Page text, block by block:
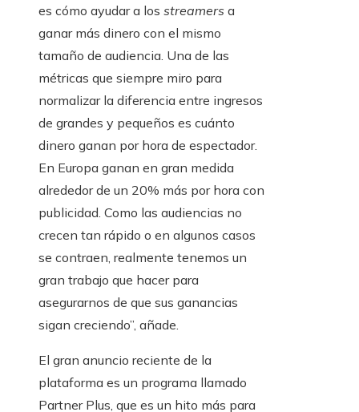
es cómo ayudar a los streamers a
ganar más dinero con el mismo
tamaño de audiencia. Una de las
métricas que siempre miro para
normalizar la diferencia entre ingresos
de grandes y pequeños es cuánto
dinero ganan por hora de espectador.
En Europa ganan en gran medida
alrededor de un 20% más por hora con
publicidad. Como las audiencias no
crecen tan rápido o en algunos casos
se contraen, realmente tenemos un
gran trabajo que hacer para
asegurarnos de que sus ganancias
sigan creciendo”, añade.
El gran anuncio reciente de la
plataforma es un programa llamado
Partner Plus, que es un hito más para